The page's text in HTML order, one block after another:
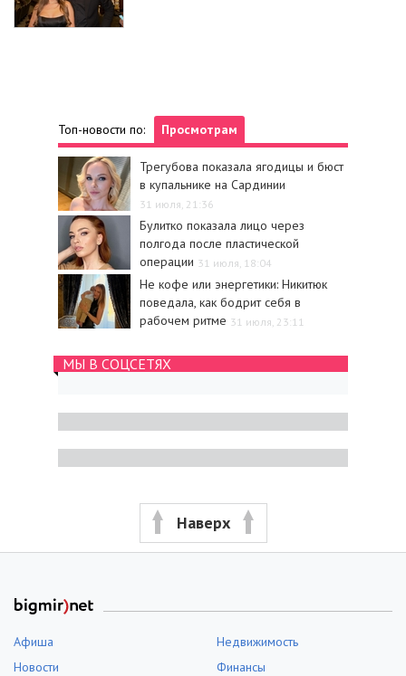
Топ-новости по: Просмотрам
Трегубова показала ягодицы и бюст
в купальнике на Сардинии
31 июля, 21:36
Булитко показала лицо через
полгода после пластической
операции 31 июля, 18:04
Не кофе или энергетики: Никитюк
поведала, как бодрит себя в
рабочем ритме 31 июля, 23:11
МЫ В СОЦСЕТЯХ
Наверх
Афиша
Недвижимость
Новости
Финансы